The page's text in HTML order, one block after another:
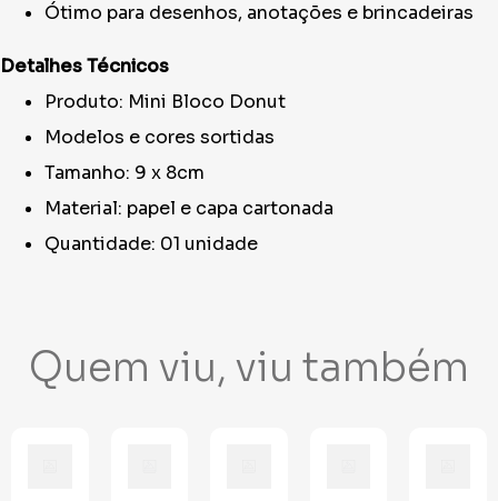
Ótimo para desenhos, anotações e brincadeiras
Detalhes Técnicos
Produto: Mini Bloco Donut
Modelos e cores sortidas
Tamanho: 9 x 8cm
Material: papel e capa cartonada
Quantidade: 01 unidade
Quem viu, viu também